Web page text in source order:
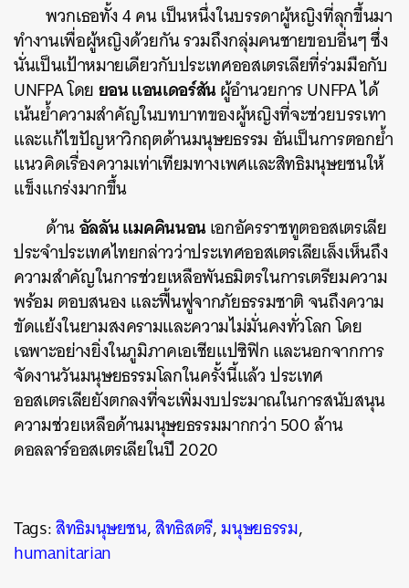
พวกเธอทั้ง 4 คน เป็นหนึ่งในบรรดาผู้หญิงที่ลุกขึ้นมา
ทำงานเพื่อผู้หญิงด้วยกัน รวมถึงกลุ่มคนชายขอบอื่นๆ ซึ่ง
นั่นเป็นเป้าหมายเดียวกับประเทศออสเตรเลียที่ร่วมมือกับ
UNFPA โดยยอน แอนเดอร์สันผู้อำนวยการ UNFPA ได้
เน้นย้ำความสำคัญในบทบาทของผู้หญิงที่จะช่วยบรรเทา
และแก้ไขปัญหาวิกฤตด้านมนุษยธรรม อันเป็นการตอกย้ำ
แนวคิดเรื่องความเท่าเทียมทางเพศและสิทธิมนุษยชนให้
แข็งแกร่งมากขึ้น
ด้านอัลลัน แมคคินนอนเอกอัครราชทูตออสเตรเลีย
ประจำประเทศไทยกล่าวว่าประเทศออสเตรเลียเล็งเห็นถึง
ความสำคัญในการช่วยเหลือพันธมิตรในการเตรียมความ
พร้อม ตอบสนอง และฟื้นฟูจากภัยธรรมชาติ จนถึงความ
ขัดแย้งในยามสงครามและความไม่มั่นคงทั่วโลก โดย
เฉพาะอย่างยิ่งในภูมิภาคเอเชียแปซิฟิก และนอกจากการ
จัดงานวันมนุษยธรรมโลกในครั้งนี้แล้ว ประเทศ
ออสเตรเลียยังตกลงที่จะเพิ่มงบประมาณในการสนับสนุน
ความช่วยเหลือด้านมนุษยธรรมมากกว่า 500 ล้าน
ดอลลาร์ออสเตรเลียในปี 2020
Tags:สิทธิมนุษยชน,สิทธิสตรี,มนุษยธรรม,
humanitarian